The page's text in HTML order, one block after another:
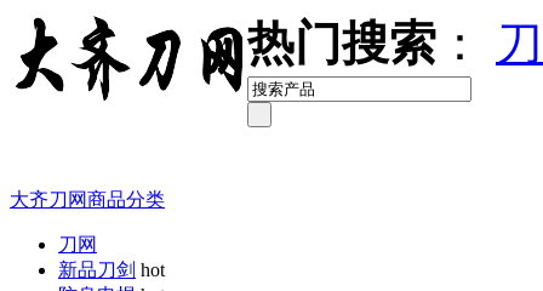
热门搜索 ：
大齐刀网商品分类
刀网
新品刀剑 hot